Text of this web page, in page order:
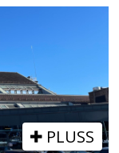
PLUSS